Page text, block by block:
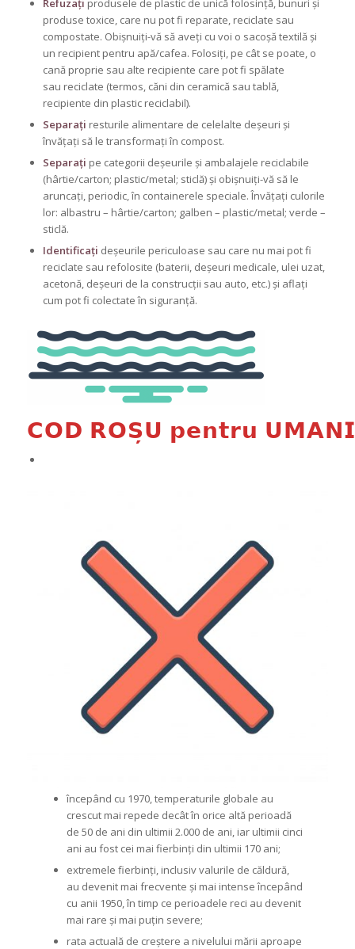
Refuzați produsele de plastic de unică folosință, bunuri și
produse toxice, care nu pot fi reparate, reciclate sau
compostate. Obișnuiți-vă să aveți cu voi o sacoșă textilă și
un recipient pentru apă/cafea. Folosiți, pe cât se poate, o
cană proprie sau alte recipiente care pot fi spălate
sau reciclate (termos, căni din ceramică sau tablă,
recipiente din plastic reciclabil).
Separați resturile alimentare de celelalte deșeuri și
învățați să le transformați în compost.
Separați pe categorii deșeurile și ambalajele reciclabile
(hârtie/carton; plastic/metal; sticlă) și obișnuiți-vă să le
aruncați, periodic, în containerele speciale. Învățați culorile
lor: albastru – hârtie/carton; galben – plastic/metal; verde –
sticlă.
Identificați deșeurile periculoase sau care nu mai pot fi
reciclate sau refolosite (baterii, deșeuri medicale, ulei uzat,
acetonă, deșeuri de la construcții sau auto, etc.) și aflați
cum pot fi colectate în siguranță.
𝗖𝗢𝗗 𝗥𝗢𝗦̦𝗨 𝗽𝗲𝗻𝘁𝗿𝘂
începând cu 1970, temperaturile globale au
crescut mai repede decât în orice altă perioadă
de 50 de ani din ultimii 2.000 de ani, iar ultimii cinci
ani au fost cei mai fierbinți din ultimii 170 ani;
extremele fierbinți, inclusiv valurile de căldură,
au devenit mai frecvente și mai intense începând
cu anii 1950, în timp ce perioadele reci au devenit
mai rare și mai puțin severe;
rata actuală de creștere a nivelului mării aproape